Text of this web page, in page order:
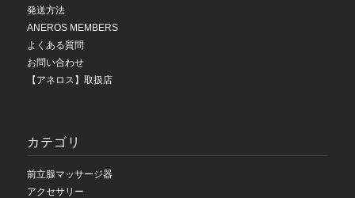
発送方法
ANEROS MEMBERS
よくある質問
お問い合わせ
【アネロス】取扱店
カテゴリ
前立腺マッサージ器
アクセサリー